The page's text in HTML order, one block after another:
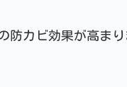
防カビ効果が高ま